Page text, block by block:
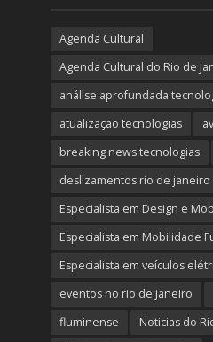
Agenda Cultural
Agenda Cultural do Rio de
análise aprofundada
atualização tecnologias
breaking news tecnologias
deslizamentos rio de janeiro
Especialista em Design e
Especialista em Mobilidade
Especialista em veículos
eventos no rio de janeiro
fluminense
Noticias do